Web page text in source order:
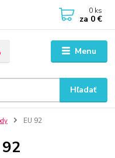
Menu
Hľadať
0 ks
za 0 €
EU 92